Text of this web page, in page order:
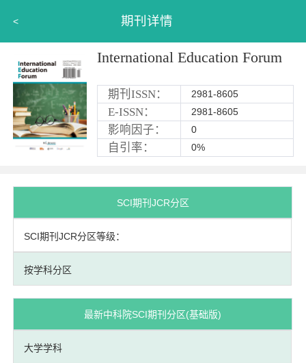
< 期刊详情
International Education Forum
期刊ISSN： 2981-8605
E-ISSN： 2981-8605
影响因子： 0
自引率： 0%
SCI期刊JCR分区
SCI期刊JCR分区等级：
按学科分区
最新中科院SCI期刊分区(基础版)
大学学科